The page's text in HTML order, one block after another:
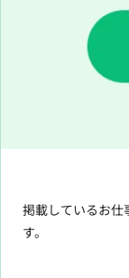
掲載しているお仕
す。